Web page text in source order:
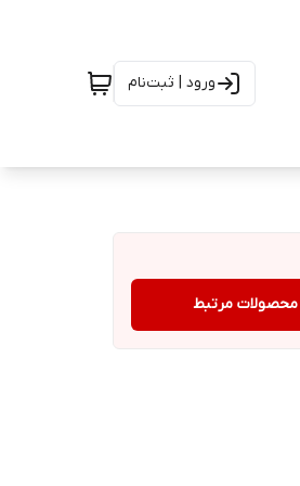
ورود | ثبت‌نام
مرتبط